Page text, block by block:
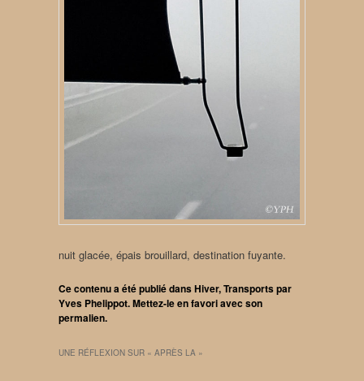
nuit glacée, épais brouillard, destination fuyante.
Ce contenu a été publié dansHiver,Transportspar
Yves Phelippot. Mettez-le en favori avec son
permalien.
UNE RÉFLEXION SUR «APRÈS LA »